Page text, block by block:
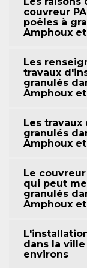
couvreur
poêles à
Amphoux
Les
travaux
granulés
Amphoux
Les
granulés
Amphoux
Le
qui peut
granulés
Amphoux
dans la
environs